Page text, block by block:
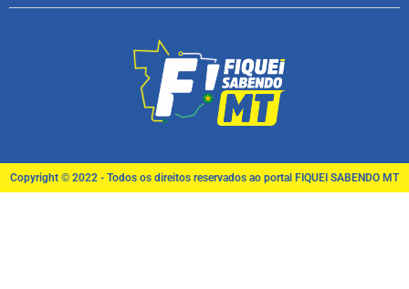
Copyright © 2022 - Todos os direitos reservados ao portal FIQUEI SABENDO MT